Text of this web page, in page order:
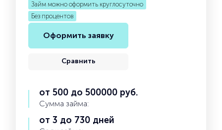
Займ можно оформить круглосуточно
Без процентов
Оформить заявку
Сравнить
от 500 до 500000 руб.
Сумма займа:
от 3 до 730 дней